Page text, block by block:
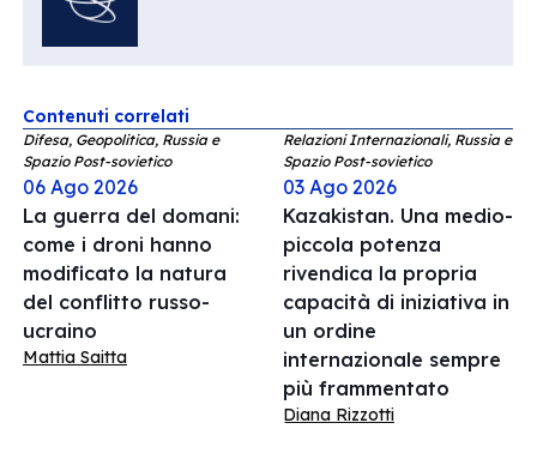
Contenuti correlati
Difesa, Geopolitica, Russia e
Spazio Post-sovietico
06 Ago 2026
La guerra del domani:
come i droni hanno
modificato la natura
del conflitto russo-
ucraino
Mattia Saitta
Relazioni Internazionali, Russia e
Spazio Post-sovietico
03 Ago 2026
Kazakistan. Una medio-
piccola potenza
rivendica la propria
capacità di iniziativa in
un ordine
internazionale sempre
più frammentato
Diana Rizzotti